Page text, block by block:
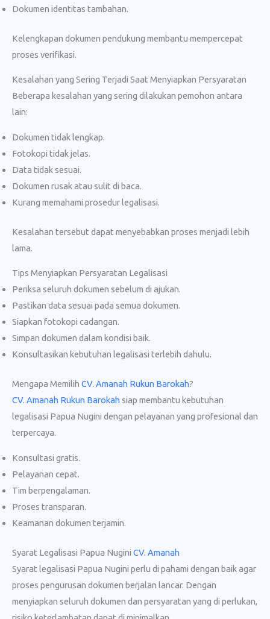
Dokumen identitas tambahan.
Kelengkapan dokumen pendukung membantu mempercepat
proses verifikasi.
Kesalahan yang Sering Terjadi Saat Menyiapkan Persyaratan
Beberapa kesalahan yang sering dilakukan pemohon antara
lain:
Dokumen tidak lengkap.
Fotokopi tidak jelas.
Data tidak sesuai.
Dokumen rusak atau sulit di baca.
Kurang memahami prosedur legalisasi.
Kesalahan tersebut dapat menyebabkan proses menjadi lebih
lama.
Tips Menyiapkan Persyaratan Legalisasi
Periksa seluruh dokumen sebelum di ajukan.
Pastikan data sesuai pada semua dokumen.
Siapkan fotokopi cadangan.
Simpan dokumen dalam kondisi baik.
Konsultasikan kebutuhan legalisasi terlebih dahulu.
Mengapa Memilih CV. Amanah Rukun Barokah?
CV. Amanah Rukun Barokah siap membantu kebutuhan
legalisasi Papua Nugini dengan pelayanan yang profesional dan
terpercaya.
Konsultasi gratis.
Pelayanan cepat.
Tim berpengalaman.
Proses transparan.
Keamanan dokumen terjamin.
Syarat Legalisasi Papua Nugini CV. Amanah
Syarat legalisasi Papua Nugini perlu di pahami dengan baik agar
proses pengurusan dokumen berjalan lancar. Dengan
menyiapkan seluruh dokumen dan persyaratan yang di perlukan,